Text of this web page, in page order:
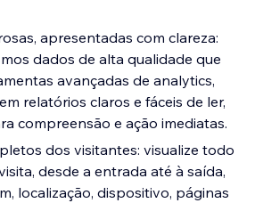
apresentadas com clareza:
dados de alta qualidade que
avançadas de analytics,
relatórios claros e fáceis de ler,
compreensão e ação imediatas.
dos visitantes: visualize todo
desde a entrada até à saída,
localização, dispositivo, páginas